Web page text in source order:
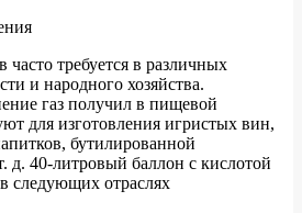
часто требуется в различных
и народного хозяйства.
газ получил в пищевой
для изготовления игристых вин,
бутилированной
д. 40-литровый баллон с кислотой
следующих отраслях